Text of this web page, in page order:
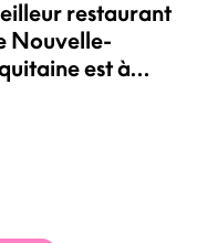
restaurant
Nouvelle-
est à